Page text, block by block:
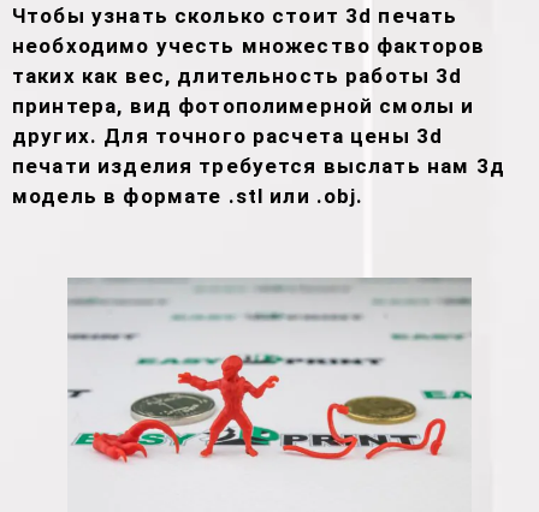
Чтобы узнать сколько стоит 3d печать
необходимо учесть множество факторов
таких как вес, длительность работы 3d
принтера, вид фотополимерной смолы и
других. Для точного расчета цены 3d
печати изделия требуется выслать нам 3д
модель в формате .stl или .obj.